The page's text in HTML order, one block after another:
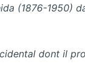
(1876-1950)
dont il